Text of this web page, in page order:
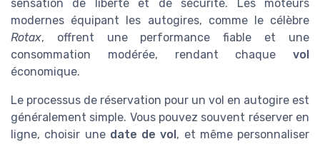
sensation de liberté et de sécurité. Les moteurs
modernes équipant les autogires, comme le célèbre
Rotax, offrent une performance fiable et une
consommation modérée, rendant chaque vol
économique.
Le processus de réservation pour un vol en autogire est
généralement simple. Vous pouvez souvent réserver en
ligne, choisir une date de vol , et même personnaliser